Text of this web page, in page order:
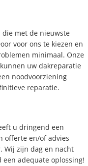
met de nieuwste
voor ons te kiezen en
minimaal. Onze
uw dakreparatie
noodvoorziening
reparatie.
u dringend een
offerte en/of advies
Wij zijn dag en nacht
een adequate oplossing!